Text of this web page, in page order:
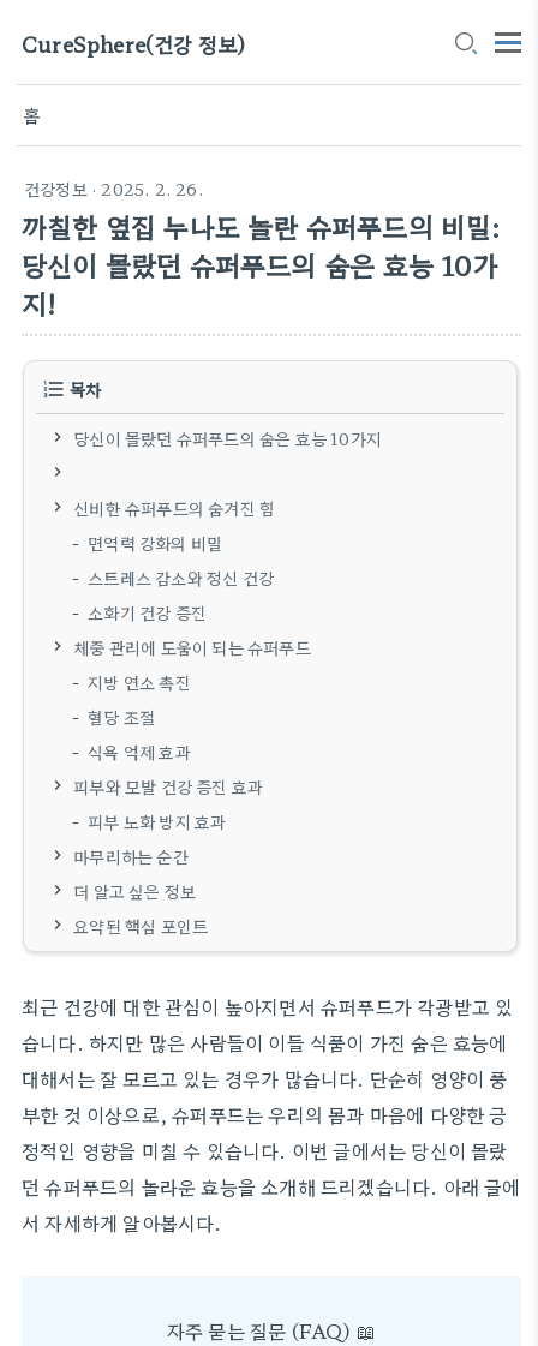
CureSphere(건강 정보)
홈
건강정보· 2025. 2. 26.
까칠한 옆집 누나도 놀란 슈퍼푸드의 비밀:
당신이 몰랐던 슈퍼푸드의 숨은 효능 10가
지!
목차
당신이 몰랐던 슈퍼푸드의 숨은 효능 10가지
신비한 슈퍼푸드의 숨겨진 힘
면역력 강화의 비밀
스트레스 감소와 정신 건강
소화기 건강 증진
체중 관리에 도움이 되는 슈퍼푸드
지방 연소 촉진
혈당 조절
식욕 억제 효과
피부와 모발 건강 증진 효과
피부 노화 방지 효과
마무리하는 순간
더 알고 싶은 정보
요약된 핵심 포인트
최근 건강에 대한 관심이 높아지면서 슈퍼푸드가 각광받고 있
습니다. 하지만 많은 사람들이 이들 식품이 가진 숨은 효능에
대해서는 잘 모르고 있는 경우가 많습니다. 단순히 영양이 풍
부한 것 이상으로, 슈퍼푸드는 우리의 몸과 마음에 다양한 긍
정적인 영향을 미칠 수 있습니다. 이번 글에서는 당신이 몰랐
던 슈퍼푸드의 놀라운 효능을 소개해 드리겠습니다. 아래 글에
서 자세하게 알아봅시다.
자주 묻는 질문 (FAQ) 📖